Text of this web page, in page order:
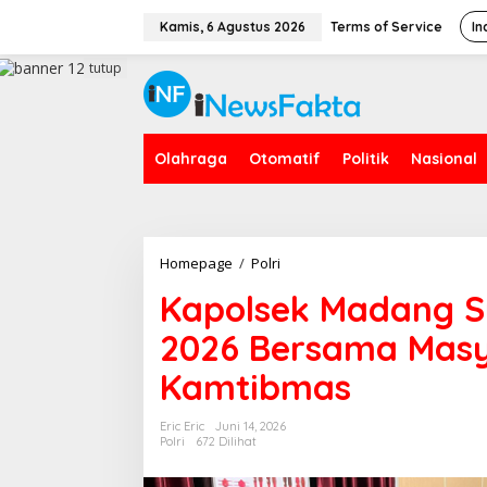
a
Kamis, 6 Agustus 2026 Terms of Service
Olahraga Otomatif Politik Nasional
tutup
Homepage / Polri
p
o
l
s
e
k
M
a
Kapolsek Madang
2026 Bersama
Kamtibmas
Eric Eric
Juni 14, 2026
Polri
672 Dilihat